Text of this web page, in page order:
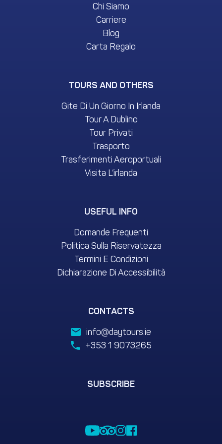
Chi Siamo
Carriere
Blog
Carta Regalo
TOURS AND OTHERS
Gite Di Un Giorno In Irlanda
Tour A Dublino
Tour Privati
Trasporto
Trasferimenti Aeroportuali
Visita L’irlanda
USEFUL INFO
Domande Frequenti
Politica Sulla Riservatezza
Termini E Condizioni
Dichiarazione Di Accessibilità
CONTACTS
info@daytours.ie
+353 1 9073265
SUBSCRIBE